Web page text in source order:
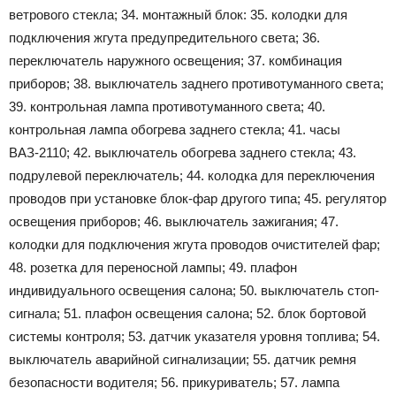
ветрового стекла; 34. монтажный блок: 35. колодки для
подключения жгута предупредительного света; 36.
переключатель наружного освещения; 37. комбинация
приборов; 38. выключатель заднего противотуманного света;
39. контрольная лампа противотуманного света; 40.
контрольная лампа обогрева заднего стекла; 41. часы
ВАЗ-2110; 42. выключатель обогрева заднего стекла; 43.
подрулевой переключатель; 44. колодка для переключения
проводов при установке блок-фар другого типа; 45. регулятор
освещения приборов; 46. выключатель зажигания; 47.
колодки для подключения жгута проводов очистителей фар;
48. розетка для переносной лампы; 49. плафон
индивидуального освещения салона; 50. выключатель стоп-
сигнала; 51. плафон освещения салона; 52. блок бортовой
системы контроля; 53. датчик указателя уровня топлива; 54.
выключатель аварийной сигнализации; 55. датчик ремня
безопасности водителя; 56. прикуриватель; 57. лампа